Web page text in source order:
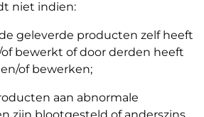
niet indien:
geleverde producten zelf heeft
bewerkt of door derden heeft
of bewerken;
aan abnormale